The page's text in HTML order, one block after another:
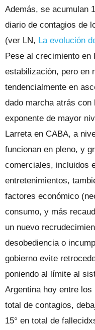
Además, se acumulan
diario de contagios de
(ver LN, La evolución
Pese al crecimiento
estabilización, pero en
tendencialmente en
dado marcha atrás
exponente de mayor
Larreta en CABA, a
funcionan en pleno, y
comerciales, incluidos
entretenimientos,
factores económico
consumo, y más
un nuevo
desobediencia o
gobierno evite
poniendo al límite al
Argentina hoy entre
total de contagios,
15° en total de